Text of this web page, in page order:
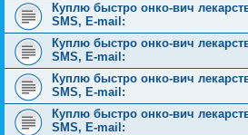
Куплю быстро онко-вич
SMS, E-mail:
Куплю быстро онко-вич
SMS, E-mail:
Куплю быстро онко-вич
SMS, E-mail:
Куплю быстро онко-вич
SMS, E-mail: